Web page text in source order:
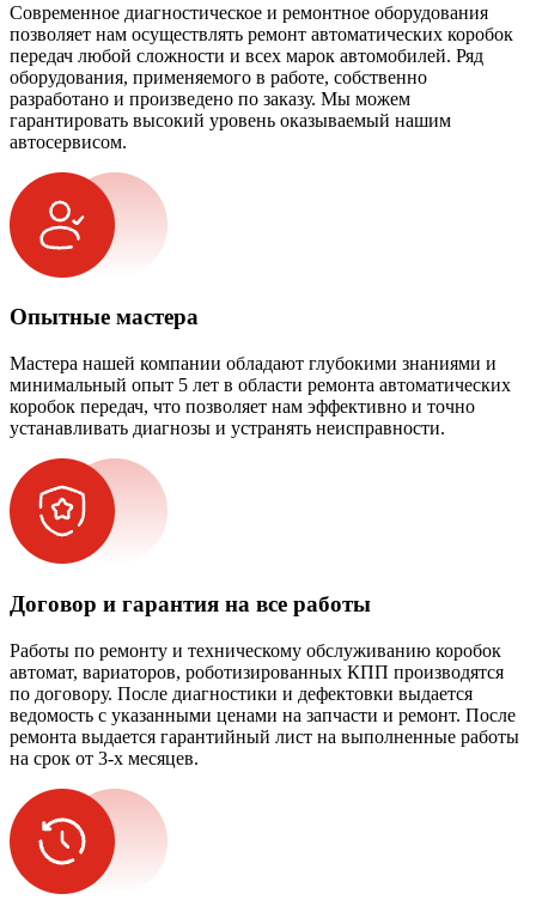
Современное диагностическое и ремонтное оборудования
позволяет нам осуществлять ремонт автоматических коробок
передач любой сложности и всех марок автомобилей. Ряд
оборудования, применяемого в работе, собственно
разработано и произведено по заказу. Мы можем
гарантировать высокий уровень оказываемый нашим
автосервисом.
Опытные мастера
Мастера нашей компании обладают глубокими знаниями и
минимальный опыт 5 лет в области ремонта автоматических
коробок передач, что позволяет нам эффективно и точно
устанавливать диагнозы и устранять неисправности.
Договор и гарантия на все работы
Работы по ремонту и техническому обслуживанию коробок
автомат, вариаторов, роботизированных КПП производятся
по договору. После диагностики и дефектовки выдается
ведомость с указанными ценами на запчасти и ремонт. После
ремонта выдается гарантийный лист на выполненные работы
на срок от 3-х месяцев.